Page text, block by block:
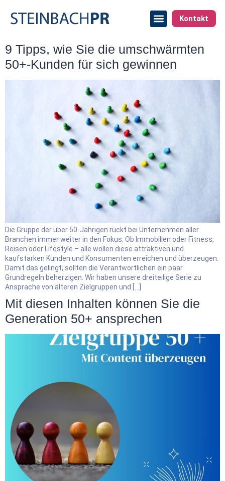
Kontakt
9 Tipps, wie Sie die umschwärmten
50+-Kunden für sich gewinnen
Die Gruppe der über 50-Jährigen rückt bei Unternehmen aller
Branchen immer weiter in den Fokus. Ob Immobilien oder Fitness,
Reisen oder Lifestyle – alle wollen diese attraktiven und
kaufstarken Kunden und Konsumenten erreichen und überzeugen.
Damit das gelingt, sollten die Verantwortlichen ein paar
Grundregeln beherzigen. Wir haben unsere dreiteilige Serie zu
Ansprache von älteren Zielgruppen und […]
Mit diesen Inhalten können Sie die
Generation 50+ ansprechen